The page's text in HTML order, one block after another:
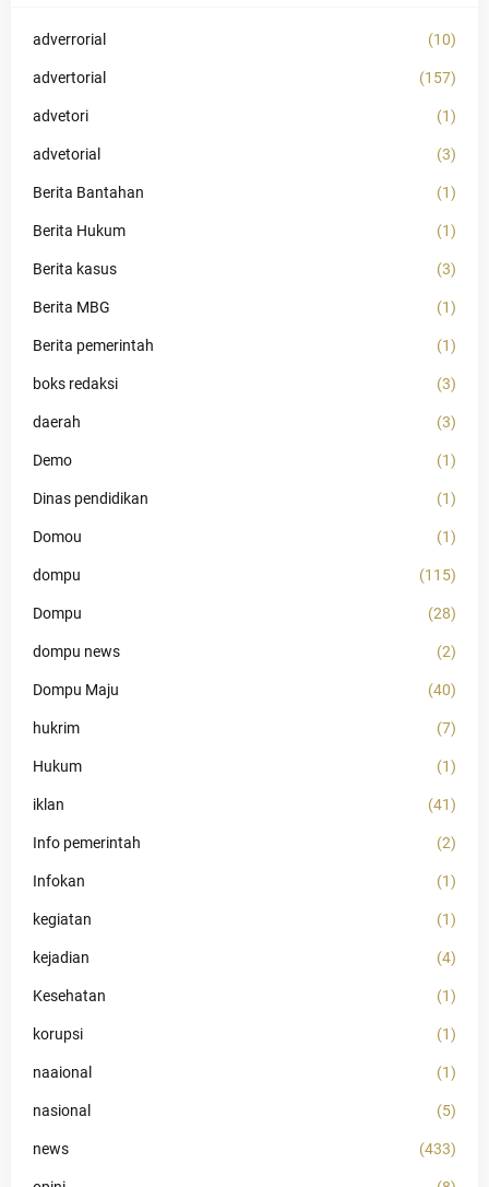
adverrorial (10)
advertorial (157)
advetori (1)
advetorial (3)
Berita Bantahan (1)
Berita Hukum (1)
Berita kasus (3)
Berita MBG (1)
Berita pemerintah (1)
boks redaksi (3)
daerah (3)
Demo (1)
Dinas pendidikan (1)
Domou (1)
dompu (115)
Dompu (28)
dompu news (2)
Dompu Maju (40)
hukrim (7)
Hukum (1)
iklan (41)
Info pemerintah (2)
Infokan (1)
kegiatan (1)
kejadian (4)
Kesehatan (1)
korupsi (1)
naaional (1)
nasional (5)
news (433)